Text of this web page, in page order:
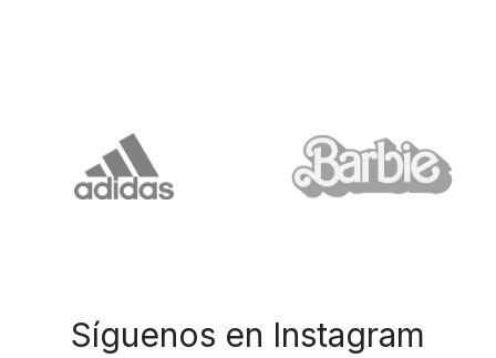
Síguenos en Instagram